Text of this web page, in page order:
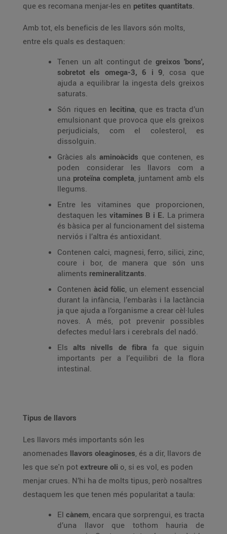
que es recomana menjar-les en petites quantitats.
Amb tot, els beneficis de les llavors són molts,
entre els quals es destaquen:
Tenen un alt contingut de greixos 'bons',
sobretot els omega-3, 6 i 9, cosa que
ajuda a equilibrar la ingesta dels greixos
saturats.
Són riques en lecitina, que es tracta d’un
emulsionant que provoca que els greixos
perjudicials, com el colesterol, es
dissolguin.
Gràcies als aminoàcids que contenen, es
poden considerar les llavors com a
una proteïna completa, juntament amb els
llegums.
Entre les vitamines que proporcionen,
destaquen les vitamines B i E. La primera
és bàsica per al funcionament del sistema
nerviós i l’altra és antioxidant.
Contenen calci, magnesi, ferro, silici, zinc,
coure i bor, de manera que són uns
aliments remineralitzants.
Contenen àcid fòlic, un element essencial
durant la infància, l’embaràs i la lactància
ja que ajuda a l’organisme a crear cèl·lules
noves. A més, pot prevenir possibles
defectes medul·lars i cerebrals del nadó.
Els alts nivells de fibra fa que siguin
importants per a l’equilibri de la flora
intestinal.
Tipus de llavors
Les llavors més importants són les
anomenades llavors oleaginoses, és a dir, llavors de
les que se'n pot extreure oli o, si es vol, es poden
menjar crues. N’hi ha de molts tipus, però nosaltres
destaquem les que tenen més popularitat a taula:
El cànem, encara que sorprengui, es tracta
d’una llavor que tothom hauria de